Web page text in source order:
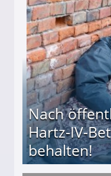
entführten seine
Nach
Hartz-IV-
behalten!